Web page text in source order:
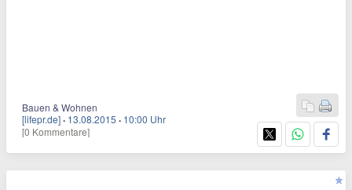
Bauen & Wohnen
[lifepr.de] · 13.08.2015 · 10:00 Uhr
[0 Kommentare]